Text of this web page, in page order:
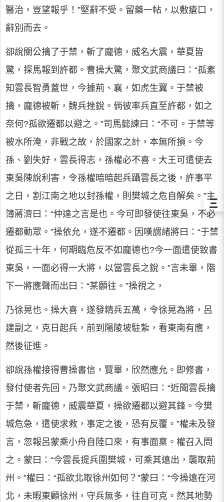
醫治，豈望報乎！”堅辭不受。留藥一帖，以敷瘡口，
辭別而去。
卻說關公擒了于禁，斬了龐德，威名大震，華夏皆
驚，探馬報到許都。曹操大驚，聚文武商議曰：“孤素
知雲長智勇蓋世，今據荊、襄，如虎生翼。于禁被
擒，龐德被斬，魏兵挫銳。倘彼率兵直至許都，如之
奈何?孤欲遷都以避之。”司馬懿諫曰：“不可。于禁等
被水所淹，非戰之故，於國家之計，本無所損。今
孫、劉失好，雲長得志，孫權必不喜。大王可遣使去
東吳陳說利害，令孫權暗暗起兵躡雲長之後，許事平
之日，割江南之地以封孫權，則樊城之危自解矣。”主
簿蔣濟曰：“仲達之言是也。今可即發使往東吳，不必
遷都動眾。”操依允，遂不遷都。因嘆謂諸將曰：“于禁
從孤三十年，何期臨危反不如龐德也?今一面遣使致書
東吳，一面必得一大將，以當雲長之銳。”言未畢，階
下一將應聲而出曰：“某願往。”操視之，
乃徐晃也。操大喜，遂發精兵五萬，令徐晃為將，呂
建副之，克日起兵，前到陽陵坡駐紮，看東南有應，
然後征進。
卻說孫權接得曹操書信，覽畢，欣然應允。即修書，
發付使者先回。乃聚文武商議。張昭曰：“近聞雲長擒
于禁，斬龐德，威震華夏，操欲遷都以避其鋒。今樊
城危急，遣使求救，事定之後，恐有反覆。”權未及發
言，忽報呂蒙乘小舟自陸口來，有事面稟。權召入問
之。蒙曰：“今雲長提兵圍樊城，可乘其遠出，襲取荊
州。”權曰：“孤欲北取徐州如何？”蒙曰：“今操遠在河
北，未暇東顧徐州，守兵無多，往自可克。然其地勢
Ξ